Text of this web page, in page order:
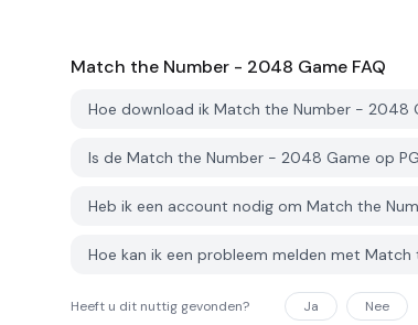
Match the Number - 2048 Game FAQ
Hoe download ik Match the Number - 2048
Is de Match the Number - 2048 Game op
Heb ik een account nodig om Match the
Hoe kan ik een probleem melden met Match
Heeft u dit nuttig gevonden? Ja Nee